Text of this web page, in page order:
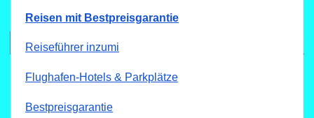
Reisen mit Bestpreisgarantie
Reiseführer inzumi
Flughafen-Hotels & Parkplätze
Bestpreisgarantie